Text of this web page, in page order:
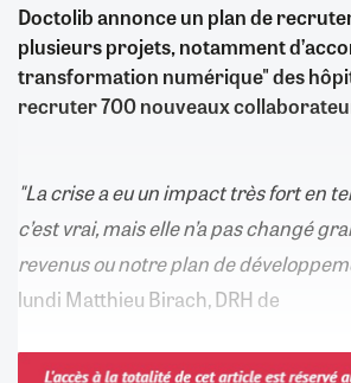
Doctolib annonce un plan de
plusieurs projets, notamment
transformation numérique" des
recruter 700 nouveaux
"La crise a eu un impact très fort en
c’est vrai, mais elle n’a pas changé
revenus ou notre plan de
lundi Matthieu Birach, DRH de